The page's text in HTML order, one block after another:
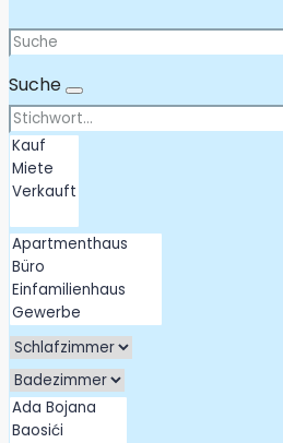
Suche